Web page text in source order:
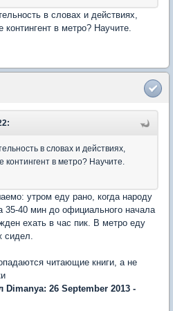
в словах и действиях,
контингент в метро? Научите.
в словах и действиях,
контингент в метро? Научите.
утром еду рано, когда народу
35-40 мин до официального начала
ехать в час пик. В метро еду
сидел.
читающие книги, а не
26 September 2013 -